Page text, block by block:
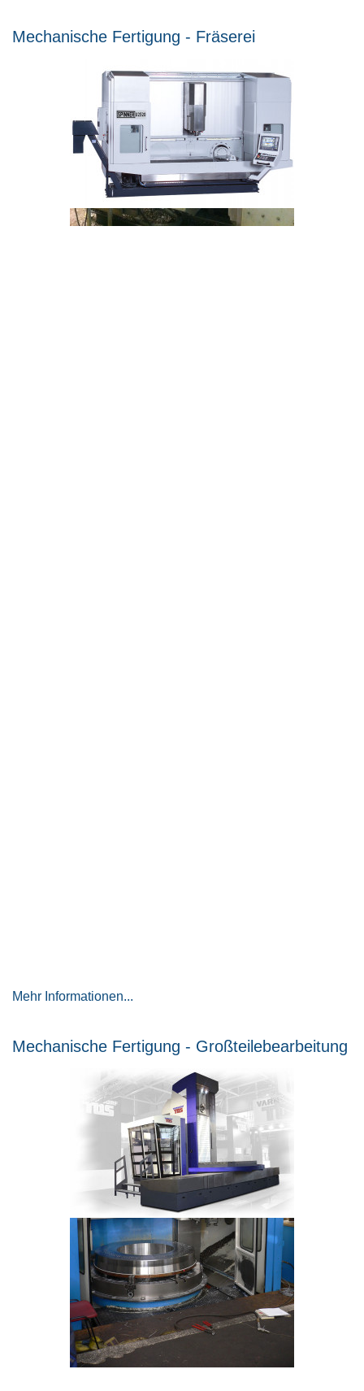
Mechanische Fertigung - Fräserei
Mehr Informationen...
Mechanische Fertigung - Großteilebearbeitung